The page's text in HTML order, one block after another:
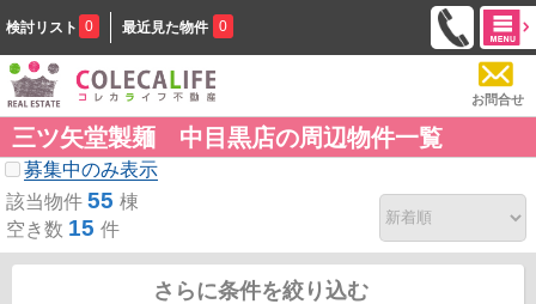
検討リスト 0 最近見た物件 0
お問合せ
三ツ矢堂製麺 中目黒店の周辺物件一覧
募集中のみ表示
該当物件 55 棟
空き数 15 件
さらに条件を絞り込む